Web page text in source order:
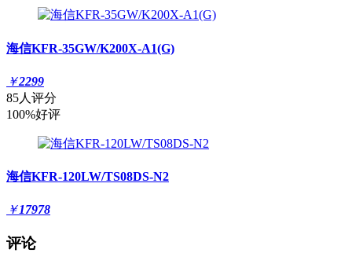
海信KFR-35GW/K200X-A1(G)
￥2299
85人评分
100%好评
海信KFR-120LW/TS08DS-N2
￥17978
评论